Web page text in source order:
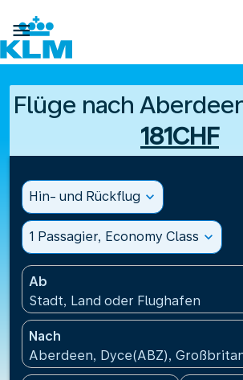

Flüge nach
181CHF
Hin- und Rückflug expand_more
1 Passagier, Economy Class expand_more
Ab
Stadt, Land oder Flughafen
Nach
Aberdeen, Dyce(ABZ),